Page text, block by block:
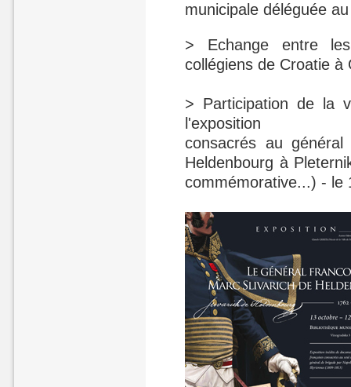
municipale déléguée
> Echange entre
collégiens de Croatie à
> Participation de la
l'exposition
consacrés au
Heldenbourg à
commémorative...) - le